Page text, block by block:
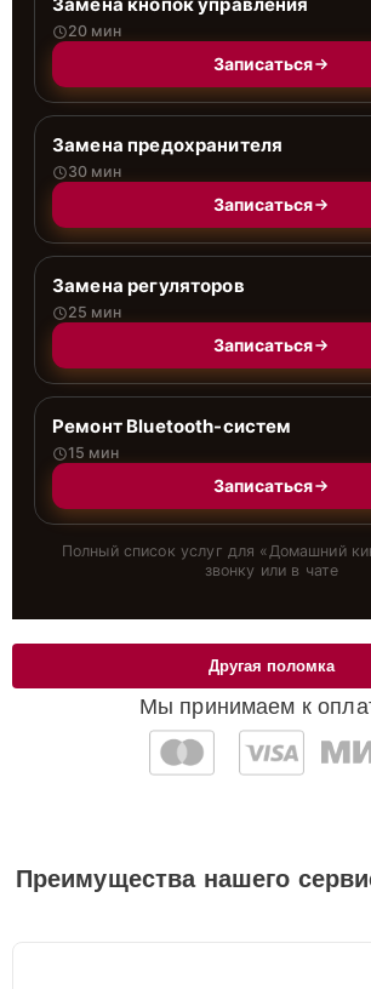
20 мин
Записаться
Замена предохранителя
30 мин
Записаться
Замена регуляторов
25 мин
Записаться
Ремонт Bluetooth-систем
15 мин
Записаться
Полный список услуг для «Домашний
звонку или в чате
Мы принимаем к
Другая поломка
Преимущества нашего